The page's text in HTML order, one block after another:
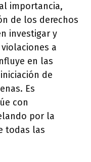
importancia,
de los derechos
investigar y
a
en las
de
Es
con
por la
todas las